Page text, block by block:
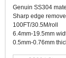
Genuin SS304
Sharp edge
100FT/30.5M/roll
6.4mm-19.5mm
0.5mm-0.76mm